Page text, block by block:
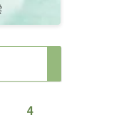
4